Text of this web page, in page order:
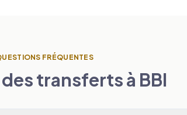
FRÉQUENTES
transferts à BBI